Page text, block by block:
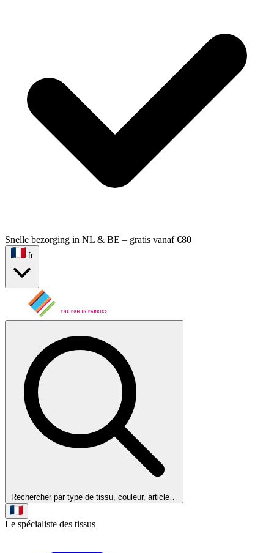
Snelle bezorging in NL & BE – gratis vanaf €80
fr
Rechercher par type de tissu, couleur, article…
Le spécialiste des tissus